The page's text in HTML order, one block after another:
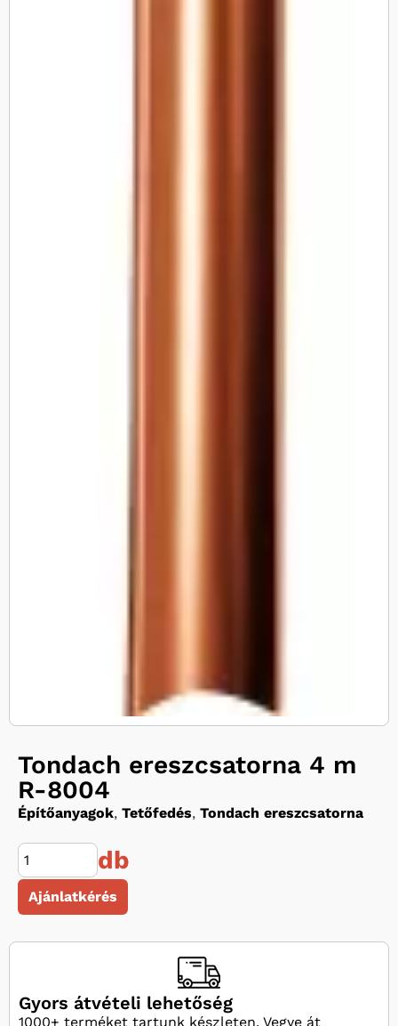
Tondach ereszcsatorna 4 m
R-8004
Építőanyagok, Tetőfedés, Tondach ereszcsatorna
db
Ajánlatkérés
Gyors átvételi lehetőség
1000+ terméket tartunk készleten. Vegye át